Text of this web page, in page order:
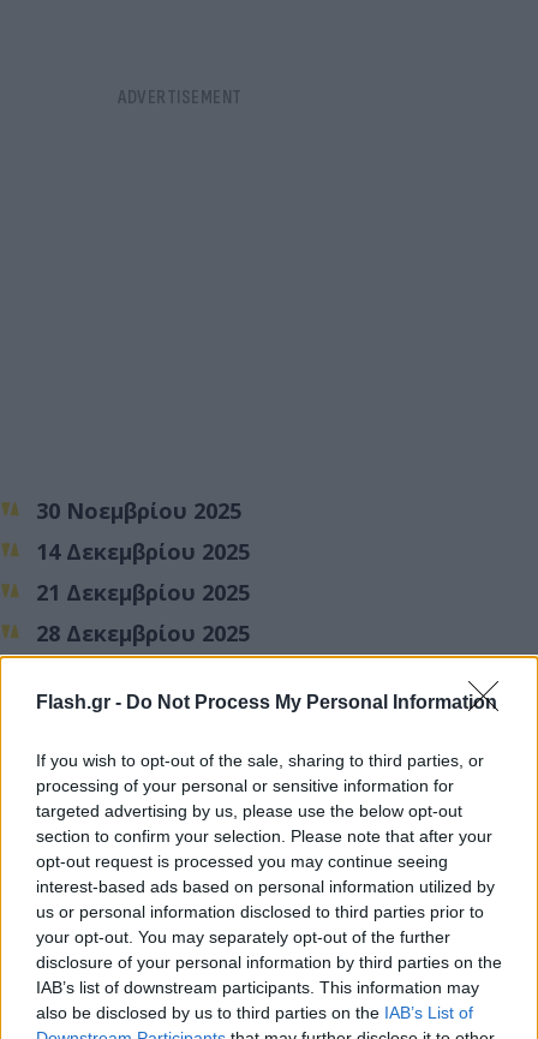
Flash.gr - Do Not Process My Personal Information
If you wish to opt-out of the sale, sharing to third parties, or
processing of your personal or sensitive information for
targeted advertising by us, please use the below opt-out
section to confirm your selection. Please note that after your
opt-out request is processed you may continue seeing
interest-based ads based on personal information utilized by
us or personal information disclosed to third parties prior to
your opt-out. You may separately opt-out of the further
disclosure of your personal information by third parties on the
IAB’s list of downstream participants. This information may
also be disclosed by us to third parties on the IAB’s List of
30 Νοεμβρίου 2025
14 Δεκεμβρίου 2025
21 Δεκεμβρίου 2025
28 Δεκεμβρίου 2025
Πρόκειται για ημερομηνίες κατά τις οποίες η αγορά
από τους καταναλωτές.
Τα σούπερ μάρκετ
Ανοιχτά θα είναι αύριο, Κυριακή 30 Νοεμβρίου και
ορισμένασούπερ μάρκετ.
Συγκεκριμένα, δεν θα λειτουργήσουν τα σούπερ
μάρκετ Σκλαβενίτης και ΑΒ Βασιλόπουλος, με